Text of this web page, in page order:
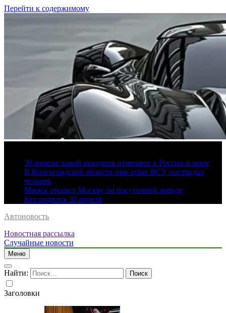
Перейти к содержимому
30 апреля: какой праздник отмечают в России и мире
В Волгоградской области при атаке ВСУ пострадал
человек
Минск обошел Москву по посуточной аренде
Кто родился 30 апреля
Автоновость
Новостная рассылка
Случайные новости
Меню
Найти:
Заголовки